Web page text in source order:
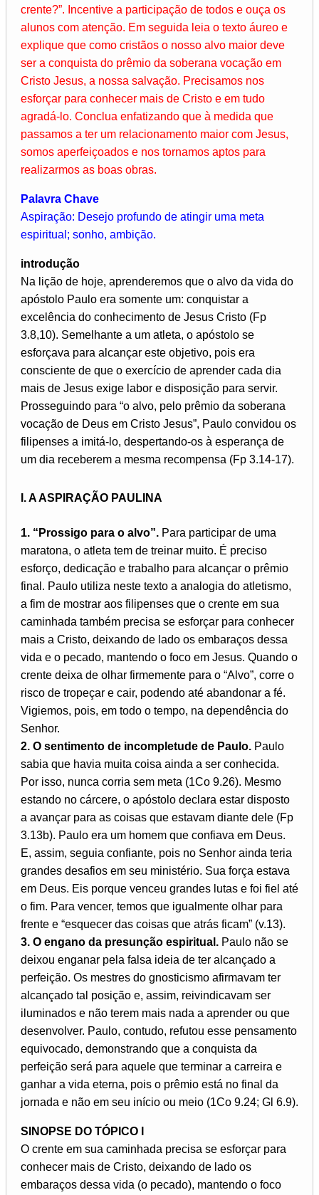
crente?”. Incentive a participação de todos e ouça os
alunos com atenção. Em seguida leia o texto áureo e
explique que como cristãos o nosso alvo maior deve
ser a conquista do prêmio da soberana vocação em
Cristo Jesus, a nossa salvação. Precisamos nos
esforçar para conhecer mais de Cristo e em tudo
agradá-lo. Conclua enfatizando que à medida que
passamos a ter um relacionamento maior com Jesus,
somos aperfeiçoados e nos tornamos aptos para
realizarmos as boas obras.
Palavra Chave
Aspiração: Desejo profundo de atingir uma meta
espiritual; sonho, ambição.
introdução
Na lição de hoje, aprenderemos que o alvo da vida do
apóstolo Paulo era somente um: conquistar a
excelência do conhecimento de Jesus Cristo (Fp
3.8,10). Semelhante a um atleta, o apóstolo se
esforçava para alcançar este objetivo, pois era
consciente de que o exercício de aprender cada dia
mais de Jesus exige labor e disposição para servir.
Prosseguindo para “o alvo, pelo prêmio da soberana
vocação de Deus em Cristo Jesus”, Paulo convidou os
filipenses a imitá-lo, despertando-os à esperança de
um dia receberem a mesma recompensa (Fp 3.14-17).
I. A ASPIRAÇÃO PAULINA
1. “Prossigo para o alvo”. Para participar de uma
maratona, o atleta tem de treinar muito. É preciso
esforço, dedicação e trabalho para alcançar o prêmio
final. Paulo utiliza neste texto a analogia do atletismo,
a fim de mostrar aos filipenses que o crente em sua
caminhada também precisa se esforçar para conhecer
mais a Cristo, deixando de lado os embaraços dessa
vida e o pecado, mantendo o foco em Jesus. Quando o
crente deixa de olhar firmemente para o “Alvo”, corre o
risco de tropeçar e cair, podendo até abandonar a fé.
Vigiemos, pois, em todo o tempo, na dependência do
Senhor.
2. O sentimento de incompletude de Paulo. Paulo
sabia que havia muita coisa ainda a ser conhecida.
Por isso, nunca corria sem meta (1Co 9.26). Mesmo
estando no cárcere, o apóstolo declara estar disposto
a avançar para as coisas que estavam diante dele (Fp
3.13b). Paulo era um homem que confiava em Deus.
E, assim, seguia confiante, pois no Senhor ainda teria
grandes desafios em seu ministério. Sua força estava
em Deus. Eis porque venceu grandes lutas e foi fiel até
o fim. Para vencer, temos que igualmente olhar para
frente e “esquecer das coisas que atrás ficam” (v.13).
3. O engano da presunção espiritual. Paulo não se
deixou enganar pela falsa ideia de ter alcançado a
perfeição. Os mestres do gnosticismo afirmavam ter
alcançado tal posição e, assim, reivindicavam ser
iluminados e não terem mais nada a aprender ou que
desenvolver. Paulo, contudo, refutou esse pensamento
equivocado, demonstrando que a conquista da
perfeição será para aquele que terminar a carreira e
ganhar a vida eterna, pois o prêmio está no final da
jornada e não em seu início ou meio (1Co 9.24; Gl 6.9).
SINOPSE DO TÓPICO I
O crente em sua caminhada precisa se esforçar para
conhecer mais de Cristo, deixando de lado os
embaraços dessa vida (o pecado), mantendo o foco